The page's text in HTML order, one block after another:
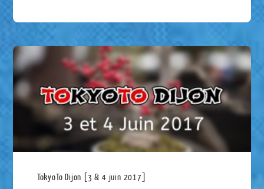
TokyoTo Dijon [3 & 4 juin 2017]